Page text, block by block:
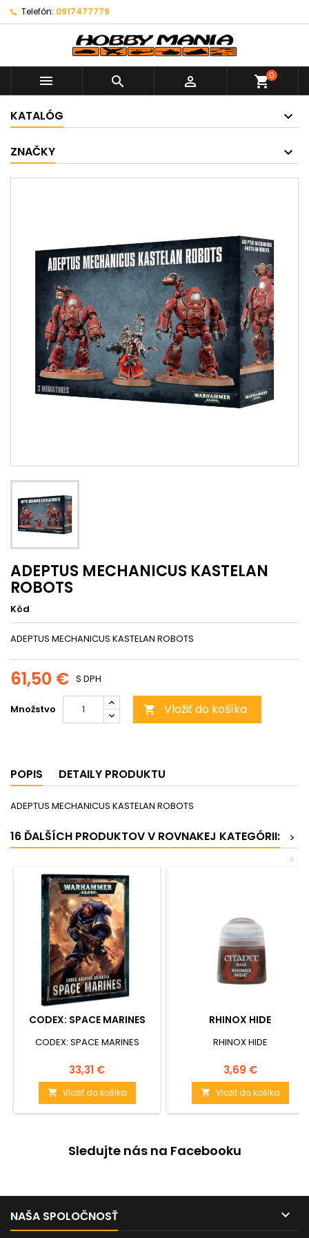
Telefón: 0917477779
   shopping_cart0
KATALÓG
ZNAČKY
ADEPTUS MECHANICUS KASTELAN
ROBOTS
Kód
ADEPTUS MECHANICUS KASTELAN ROBOTS
61,50 € S DPH
Množstvo  Vložiť do košíka
POPIS DETAILY PRODUKTU
ADEPTUS MECHANICUS KASTELAN ROBOTS
16 ĎALŠÍCH PRODUKTOV V ROVNAKEJ KATEGÓRII:
>
<
CODEX: SPACE MARINES
CODEX: SPACE MARINES
Cena
33,31 €
 Vložiť do košíka
RHINOX HIDE
RHINOX HIDE
Cena
3,69 €
 Vložiť do košíka
Sledujte nás na Facebooku
NAŠA SPOLOČNOSŤ 